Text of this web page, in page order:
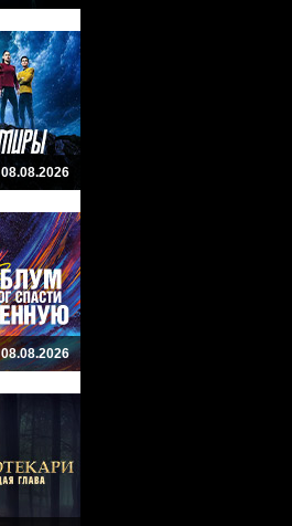
08.08.2026
08.08.2026